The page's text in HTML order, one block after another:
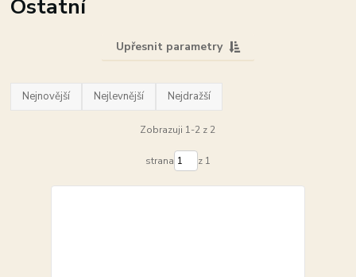
Ostatní
Upřesnit parametry
Nejnovější Nejlevnější Nejdražší
Zobrazuji 1-2 z 2
strana z 1